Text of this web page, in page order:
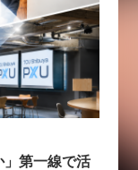
」第一線で活